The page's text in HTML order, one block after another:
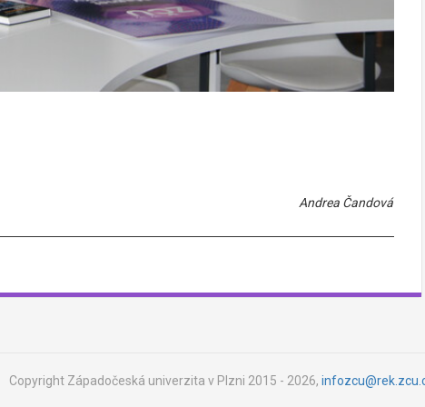
Andrea Čandová
Copyright Západočeská univerzita v Plzni 2015 - 2026,